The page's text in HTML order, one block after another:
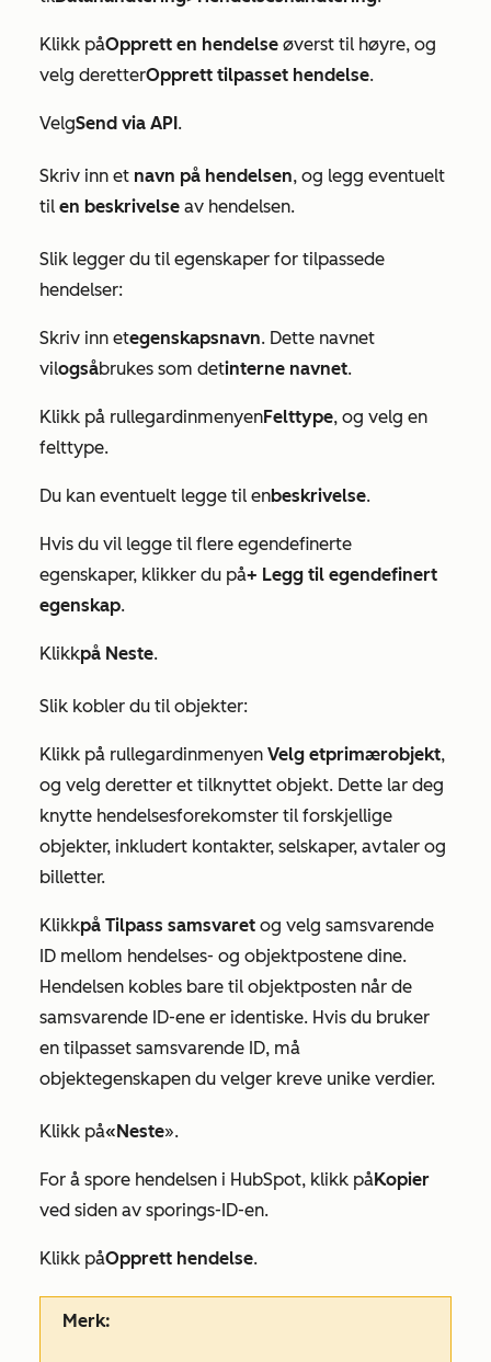
Klikk påOpprett en hendelse øverst til høyre, og
velg deretterOpprett tilpasset hendelse.
VelgSend via API.
Skriv inn et navn på hendelsen, og legg eventuelt
til en beskrivelse av hendelsen.
Slik legger du til egenskaper for tilpassede
hendelser:
Skriv inn etegenskapsnavn. Dette navnet
vilogsåbrukes som detinterne navnet.
Klikk på rullegardinmenyenFelttype, og velg en
felttype.
Du kan eventuelt legge til enbeskrivelse.
Hvis du vil legge til flere egendefinerte
egenskaper, klikker du på+ Legg til egendefinert
egenskap.
Klikkpå Neste.
Slik kobler du til objekter:
Klikk på rullegardinmenyen Velg etprimærobjekt,
og velg deretter et tilknyttet objekt. Dette lar deg
knytte hendelsesforekomster til forskjellige
objekter, inkludert kontakter, selskaper, avtaler og
billetter.
Klikkpå Tilpass samsvaret og velg samsvarende
ID mellom hendelses- og objektpostene dine.
Hendelsen kobles bare til objektposten når de
samsvarende ID-ene er identiske. Hvis du bruker
en tilpasset samsvarende ID, må
objektegenskapen du velger kreve unike verdier.
Klikk på«Neste».
For å spore hendelsen i HubSpot, klikk påKopier
ved siden av sporings-ID-en.
Klikk påOpprett hendelse.
Merk: